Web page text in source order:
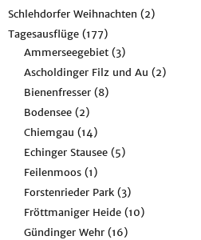
Schlehdorfer Weihnachten (2)
Tagesausflüge (177)
Ammerseegebiet (3)
Ascholdinger Filz und Au (2)
Bienenfresser (8)
Bodensee (2)
Chiemgau (14)
Echinger Stausee (5)
Feilenmoos (1)
Forstenrieder Park (3)
Fröttmaniger Heide (10)
Gündinger Wehr (16)